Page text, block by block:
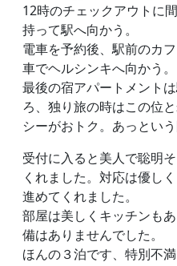
12時のチェックアウトに
持って駅へ向かう。
電車を予約後、駅前のカ
車でヘルシンキへ向かう。
最後の宿アパートメント
ろ、独り旅の時はこの位
シーがおトク。あっという
受付に入ると美人で聡明
くれました。対応は優し
進めてくれました。
部屋は美しくキッチンも
備はありませんでした。
ほんの３泊です、特別不満